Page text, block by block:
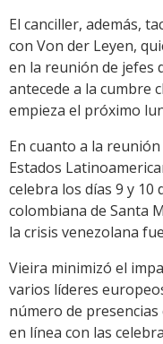
El canciller, además,
con Von der Leyen,
en la reunión de jefes
antecede a la cumbre
empieza el próximo
En cuanto a la
Estados
celebra los días 9 y 10
colombiana de Santa
la crisis venezolana
Vieira minimizó el
varios líderes
número de
en línea con las